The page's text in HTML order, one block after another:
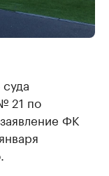
21 по
ФК